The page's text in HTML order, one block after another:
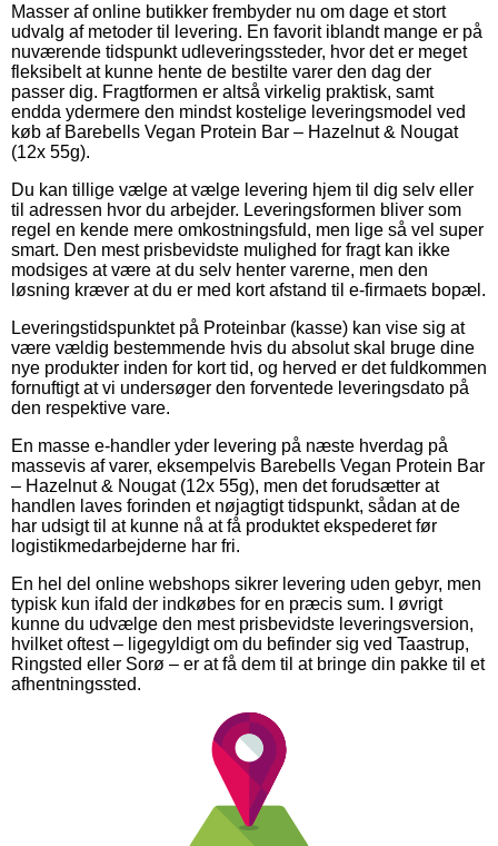
Masser af online butikker frembyder nu om dage et stort
udvalg af metoder til levering. En favorit iblandt mange er på
nuværende tidspunkt udleveringssteder, hvor det er meget
fleksibelt at kunne hente de bestilte varer den dag der
passer dig. Fragtformen er altså virkelig praktisk, samt
endda ydermere den mindst kostelige leveringsmodel ved
køb af Barebells Vegan Protein Bar – Hazelnut & Nougat
(12x 55g).
Du kan tillige vælge at vælge levering hjem til dig selv eller
til adressen hvor du arbejder. Leveringsformen bliver som
regel en kende mere omkostningsfuld, men lige så vel super
smart. Den mest prisbevidste mulighed for fragt kan ikke
modsiges at være at du selv henter varerne, men den
løsning kræver at du er med kort afstand til e-firmaets bopæl.
Leveringstidspunktet på Proteinbar (kasse) kan vise sig at
være vældig bestemmende hvis du absolut skal bruge dine
nye produkter inden for kort tid, og herved er det fuldkommen
fornuftigt at vi undersøger den forventede leveringsdato på
den respektive vare.
En masse e-handler yder levering på næste hverdag på
massevis af varer, eksempelvis Barebells Vegan Protein Bar
– Hazelnut & Nougat (12x 55g), men det forudsætter at
handlen laves forinden et nøjagtigt tidspunkt, sådan at de
har udsigt til at kunne nå at få produktet ekspederet før
logistikmedarbejderne har fri.
En hel del online webshops sikrer levering uden gebyr, men
typisk kun ifald der indkøbes for en præcis sum. I øvrigt
kunne du udvælge den mest prisbevidste leveringsversion,
hvilket oftest – ligegyldigt om du befinder sig ved Taastrup,
Ringsted eller Sorø – er at få dem til at bringe din pakke til et
afhentningssted.